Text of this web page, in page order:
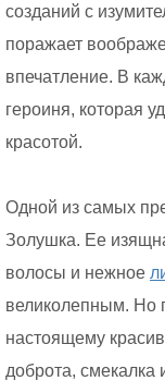
созданий с
поражает
впечатление. В
героиня, которая
красотой.
Одной из самых
Золушка. Ее
волосы и нежное
великолепным. Но
настоящему
доброта, смекалка